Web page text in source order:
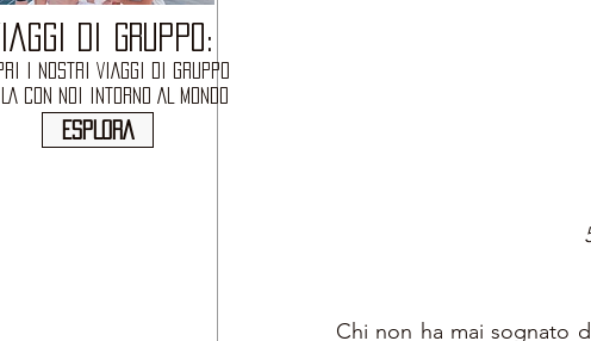
Chi non ha mai sognato
DI GRUPPO:
I NOSTRI VIAGGI DI GRUPPO
CON NOI INTORNO AL MONDO
ESPLORA